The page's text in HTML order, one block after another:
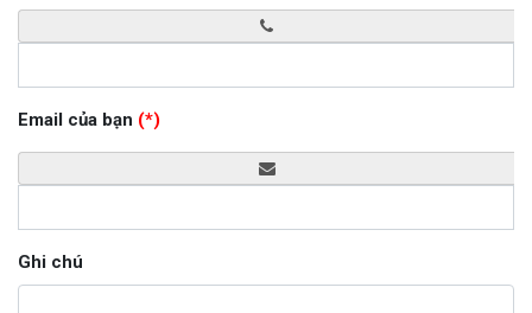
Email của bạn (*)
Ghi chú